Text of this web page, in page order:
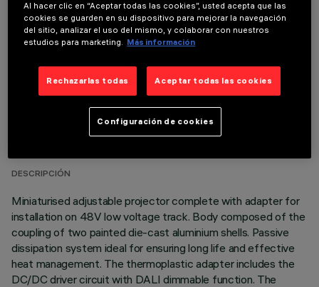
COMPONENTES OPCIONALES
DATOS TÉCNICOS
ÚLTIMA ACTUALIZACIÓN: 03/08/2026
DESCRIPCIÓN
Miniaturised adjustable projector complete with adapter for
installation on 48V low voltage track. Body composed of the
coupling of two painted die-cast aluminium shells. Passive
dissipation system ideal for ensuring long life and effective
heat management. The thermoplastic adapter includes the
DC/DC driver circuit with DALI dimmable function. The
Al hacer clic en “Aceptar todas las cookies”, usted acepta que las
cookies se guarden en su dispositivo para mejorar la navegación
del sitio, analizar el uso del mismo, y colaborar con nuestros
estudios para marketing. Más información
Rechazarlas todas Aceptar todas las cookies
Configuración de cookies